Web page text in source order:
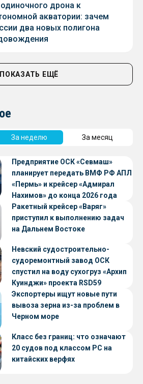
дрона к
акватории: зачем
два новых полигона
ПОКАЗАТЬ ЕЩЁ
За неделю За месяц
Предприятие ОСК «Севмаш»
планирует передать ВМФ РФ АПЛ
«Пермь» и крейсер «Адмирал
Нахимов» до конца 2026 года
Ракетный крейсер «Варяг»
приступил к выполнению задач
на Дальнем Востоке
Невский судостроительно-
судоремонтный завод ОСК
спустил на воду сухогруз «Архип
Куинджи» проекта RSD59
Экспортеры ищут новые пути
вывоза зерна из-за проблем в
Черном море
Класс без границ: что означают
20 судов под классом РС на
китайских верфях